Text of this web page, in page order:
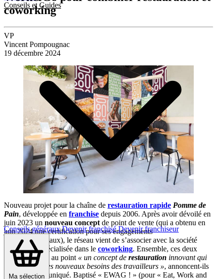
Conseils et Guides
Conseils générauxDevenir franchiséDevenir franchiseur
Ma sélection
coworking
VP
Vincent Pompougnac
19 décembre 2024
Nouveau projet pour la chaîne de restauration rapide Pomme de
Pain, développée en franchise depuis 2006. Après avoir dévoilé en
juin 2023 un nouveau concept de point de vente (qui a obtenu en
juin 2024 une certification pour ses engagements
environnementaux), le réseau vient de s’associer avec la société
Work&Go, spécialisée dans le coworking. Ensemble, ces deux
acteurs ont mis au point « un concept de restauration innovant qui
accompagne les nouveaux besoins des travailleurs », annoncent-ils
dans un communiqué. Baptisé « EWAG ! » (pour « Eat, Work and